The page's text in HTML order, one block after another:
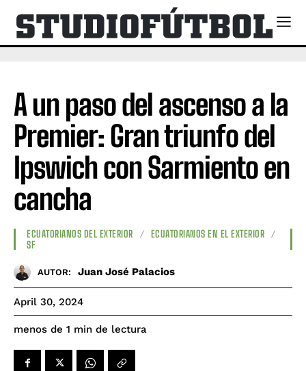
A un paso del ascenso a la
Premier: Gran triunfo del
Ipswich con Sarmiento en
cancha
ECUATORIANOS DEL EXTERIOR
ECUATORIANOS EN EL EXTERIOR
SF
AUTOR: Juan José Palacios
April 30, 2024
menos de 1 min de lectura